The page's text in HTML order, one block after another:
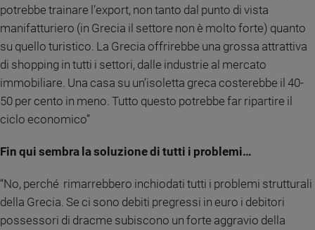
Tv
e
streaming
Libri
Musica
Arte
educazione
figli
Nonni
potrebbe trainare l’export, non tanto dal punto di vista
manifatturiero (in Grecia il settore non è molto forte) quanto
su quello turistico. La Grecia offrirebbe una grossa attrattiva
di shopping in tutti i settori, dalle industrie al mercato
immobiliare. Una casa su un’isoletta greca costerebbe il 40-
50 per cento in meno. Tutto questo potrebbe far ripartire il
ciclo economico”
Fin qui sembra la soluzione di tutti i problemi…
“No, perché rimarrebbero inchiodati tutti i problemi strutturali
della Grecia. Se ci sono debiti pregressi in euro i debitori
possessori di dracme subiscono un forte aggravio della